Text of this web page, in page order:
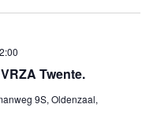
Twente.
9S, Oldenzaal,